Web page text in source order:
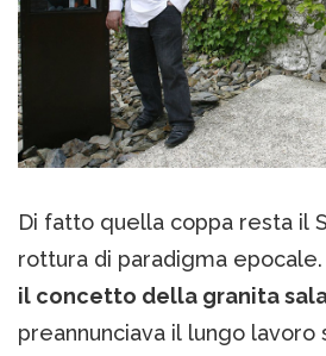
Di fatto quella coppa resta il
rottura di paradigma epocale.
il concetto della granita
preannunciava il lungo lavoro